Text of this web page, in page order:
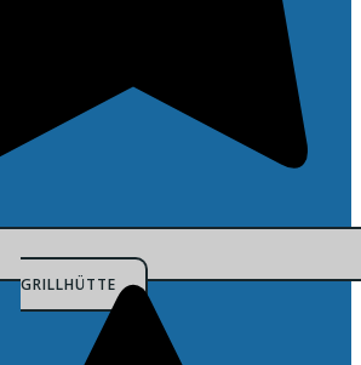
GRILLHÜTTE